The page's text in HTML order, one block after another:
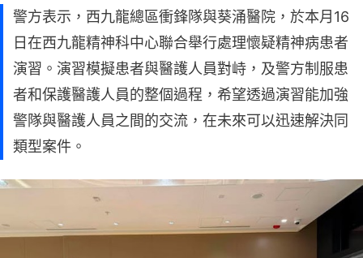
警方表示，西九龍總區衝鋒隊與葵涌醫院，於本月16
日在西九龍精神科中心聯合舉行處理懷疑精神病患者
演習。演習模擬患者與醫護人員對峙，及警方制服患
者和保護醫護人員的整個過程，希望透過演習能加強
警隊與醫護人員之間的交流，在未來可以迅速解決同
類型案件。